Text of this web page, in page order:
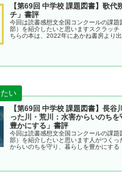
【第69回 中学校 課題図書】歌代
チ」書評
今回は読書感想文全国コンクールの課題
部）を紹介したいと思いますスクラッ
ちらの本は、2022年にあかね書房より出
【第69回 中学校 課題図書】長谷
った川・荒川：水害からいのち
豊かにする」書評
今回は読書感想文全国コンクールの課題
部）を紹介したいと思います人がつくっ
からいのちを守り、暮らしを豊かにす